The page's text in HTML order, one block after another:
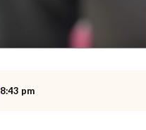
8:43 pm